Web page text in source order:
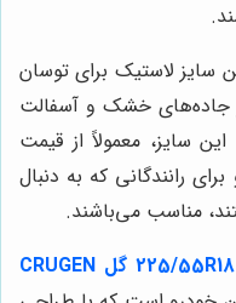
سایز لاستیک برای توسان
جاده‌های خشک و آسفالت
سایز، معمولاً از قیمت
رانندگانی که به دنبال
مناسب می‌باشند.
لاستیک کومهو 225/55R18 98V گل CRUGEN